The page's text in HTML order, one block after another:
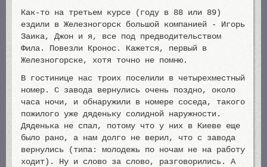
Как-то на третьем курсе (году в 88 или 89)
ездили в Железногорск большой компанией - Игорь
Заика, Джон и я, все под предводительством
Фила. Повезли Кронос. Кажется, первый в
Железногорске, хотя точно не помню.
В гостинице нас троих поселили в четырехместный
номер. С завода вернулись очень поздно, около
часа ночи, и обнаружили в номере соседа, такого
пожилого уже дяденьку солидной наружности.
Дяденька не спал, потому что у них в Киеве еще
было рано, а нам долго не верил, что с завода
вернулись (типа: молодежь по ночам не на работу
ходит). Ну и слово за слово, разговорились. А